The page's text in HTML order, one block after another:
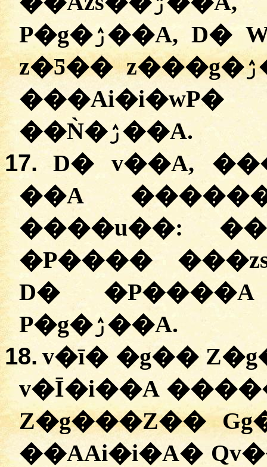
P�g�ۯ��A, D� W�m� D�����AZ�g�
z�Ƽ�� z���g�ۯ��A; ��A�� v�AP�A
��Ǹ�ۯ��A.
17.
D� v��A,
��A
����u��:
�P����
D�
P�g�ۯ��A.
18. v�ī� �g��
v�Ī�i��A
Z�g���Z��
��AAi�i�A�